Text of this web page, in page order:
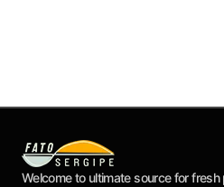
Welcome to ultimate source for